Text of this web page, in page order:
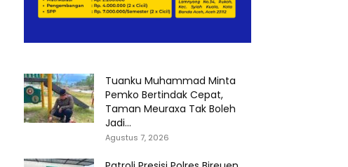
Tuanku Muhammad Minta
Pemko Bertindak Cepat,
Taman Meuraxa Tak Boleh
Jadi...
Agustus 7, 2026